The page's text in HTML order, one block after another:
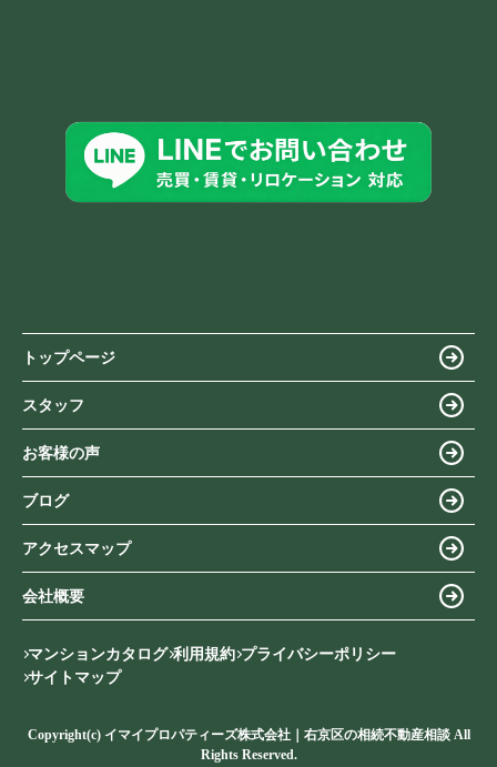
トップページ
スタッフ
お客様の声
ブログ
アクセスマップ
会社概要
マンションカタログ 利用規約 プライバシーポリシー
サイトマップ
Copyright(c) イマイプロパティーズ株式会社｜右京区の相続不動産相談 All
Rights Reserved.